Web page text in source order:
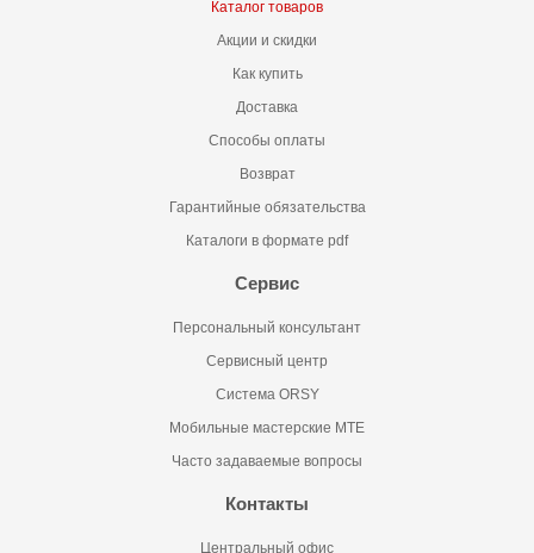
Каталог товаров
Акции и скидки
Как купить
Доставка
Способы оплаты
Возврат
Гарантийные обязательства
Каталоги в формате pdf
Сервис
Персональный консультант
Сервисный центр
Система ORSY
Мобильные мастерские MTE
Часто задаваемые вопросы
Контакты
Центральный офис